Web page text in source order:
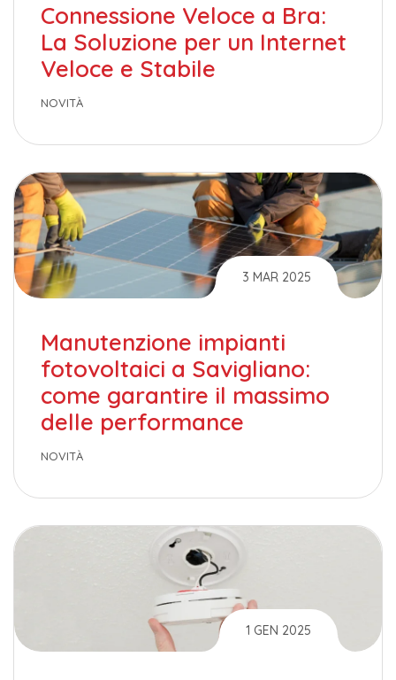
Connessione Veloce a Bra:
La Soluzione per un Internet
Veloce e Stabile
NOVITÀ
3 MAR 2025
Manutenzione impianti
fotovoltaici a Savigliano:
come garantire il massimo
delle performance
NOVITÀ
1 GEN 2025